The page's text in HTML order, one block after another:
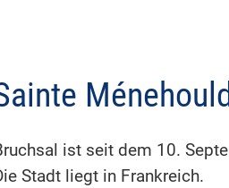
Ménehould
ist seit dem 10.
Stadt liegt in Frankreich.